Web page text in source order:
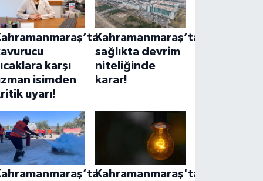
karşı
isimden
uyarı!
Kahramanmaraş’ta
sağlıkta devrim
niteliğinde
karar!
Kahramanmaraş'ta